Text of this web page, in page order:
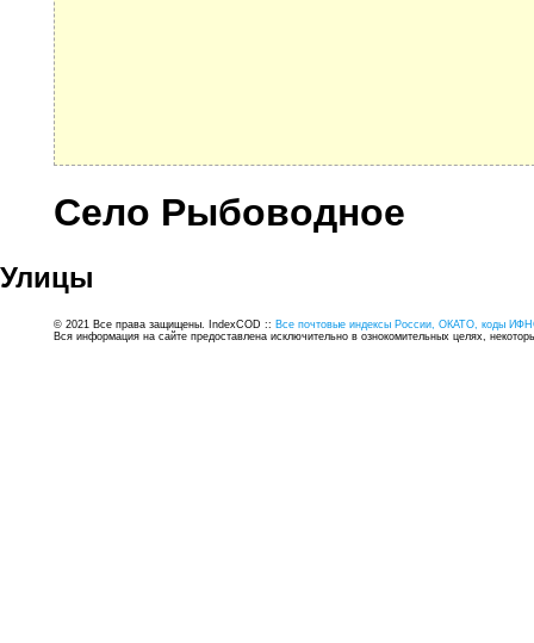
Село Рыбоводное
Улицы
© 2021 Все права защищены. IndexCOD :: Все почтовые индексы России, ОКАТО, коды
Вся информация на сайте предоставлена исключительно в ознокомительных целях,